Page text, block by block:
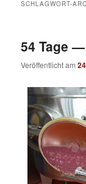
SCHLAGWORT-
54 Tage
Veröffentlicht am